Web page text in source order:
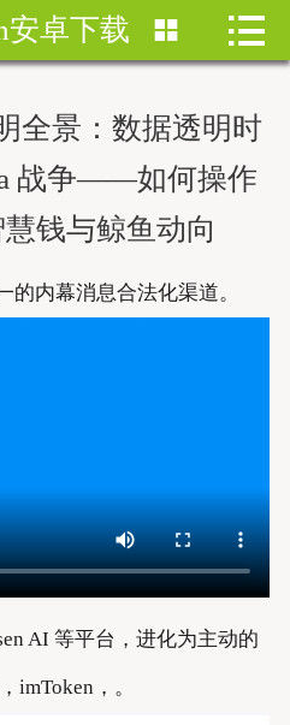
 首页
imtoken钱包安卓版
imToken安卓
安卓下载  
全景：数据透明时
战争——如何操作
钱与鲸鱼动向
的内幕消息合法化渠道。
AI 等平台，进化为主动的
imToken，。